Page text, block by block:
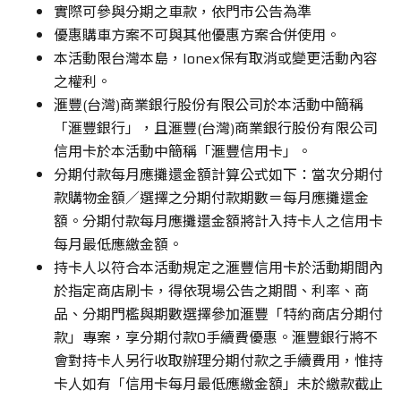
實際可參與分期之車款，依門市公告為準
優惠購車方案不可與其他優惠方案合併使用。
本活動限台灣本島，Ionex保有取消或變更活動內容
之權利。
滙豐(台灣)商業銀行股份有限公司於本活動中簡稱
「滙豐銀行」，且滙豐(台灣)商業銀行股份有限公司
信用卡於本活動中簡稱「滙豐信用卡」。
分期付款每月應攤還金額計算公式如下：當次分期付
款購物金額／選擇之分期付款期數＝每月應攤還金
額。分期付款每月應攤還金額將計入持卡人之信用卡
每月最低應繳金額。
持卡人以符合本活動規定之滙豐信用卡於活動期間內
於指定商店刷卡，得依現場公告之期間、利率、商
品、分期門檻與期數選擇參加滙豐「特約商店分期付
款」專案，享分期付款0手續費優惠。滙豐銀行將不
會對持卡人另行收取辦理分期付款之手續費用，惟持
卡人如有「信用卡每月最低應繳金額」未於繳款截止